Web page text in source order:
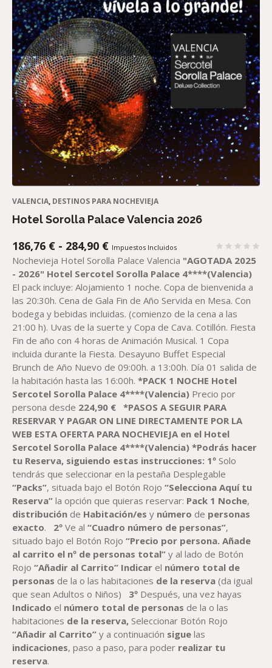
VALENCIA, DESTINOS PARA NOCHEVIEJA
Hotel Sorolla Palace Valencia 2026
186,76 € - 284,90 €RANGO
DE
PRECIOS:
DESDE
186,76 €
HASTA
284,90 €
Impuestos Incluidos
Nochevieja Hotel Sorolla Palace Valencia "AGOTADA 2025
- 2026" Hotel Sercotel Sorolla Palace 4****(Valencia)
El pack incluye: Alojamiento 1 noche. Copa de bienvenida a
las 20:30h. Cena de Gala Fin de Año Servida en Mesa. Con
bodega y bebidas incluidas. (comienzo de la cena a las
21:00 h). Uvas de la suerte y Copa de Cava. Cotillón. Fiesta
Fin de año con 4 horas de Animación Musical. 1 Copa
incluida durante la Fiesta. Desayuno Buffet Especial
Brunch de Año Nuevo de 09:00h. a 13:00h. Día 01 salida de
la habitación hasta las 16:00h.*PACK 1 NOCHE Hotel
Sercotel Sorolla Palace 4****(Valencia) Precio por
persona desde 224,90 €
*PASOS A SEGUIR PARA
RESERVAR Y PAGAR ON LINE DIRECTAMENTE POR LA
WEB ESTA OFERTA PARA NOCHEVIEJA en el Hotel
Sercotel Sorolla Palace 4****(Valencia) *Podrás hacer
tu Reserva, siguiendo estas instrucciones: 1ºSolo
tendrás que seleccionar en la pestaña Desplegable
“Packs”, situada bajo el Botón Rojo“Selecciona Aquí tu
Reserva” la opción que quieras reservar: Pack 1 Noche,
distribución de Habitación/es y número de personas
exacto. 2ºVe al “Cuadro número de personas”,
situado bajo el Botón Rojo“Precio por persona. Añade
al carrito el nº de personas total”y al lado de Botón
Rojo“Añadir al Carrito” Indicar el número total de
personas de la o las habitaciones de la reserva (da igual
que sean Adultos o Niños) 3º Después, una vez hayas
Indicado el número total de personas de la o las
habitaciones de la reserva, Seleccionar Botón Rojo
“Añadir al Carrito” y a continuación sigue las
indicaciones, paso a paso, para poder realizar tu
reserva.